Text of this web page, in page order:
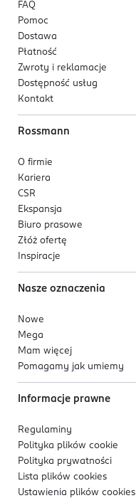
dłuższy czas.
FAQ
Pomoc
Dostawa
Płatność
Zwroty i reklamacje
Dostępność usług
Kontakt
Rossmann
O firmie
Kariera
CSR
Ekspansja
Biuro prasowe
Złóż ofertę
Inspiracje
Nasze oznaczenia
Nowe
Mega
Mam więcej
Pomagamy jak umiemy
Informacje prawne
Regulaminy
Polityka plików cookie
Polityka prywatności
Lista plików cookies
Ustawienia plików cookies